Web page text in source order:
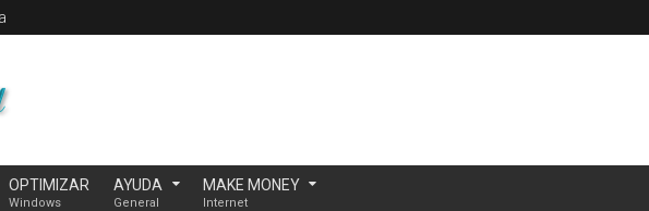
OPTIMIZAR
Windows
AYUDA
General
MAKE MONEY
Internet